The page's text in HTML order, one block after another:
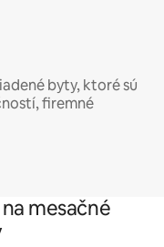
byty, ktoré sú
firemné
mesačné